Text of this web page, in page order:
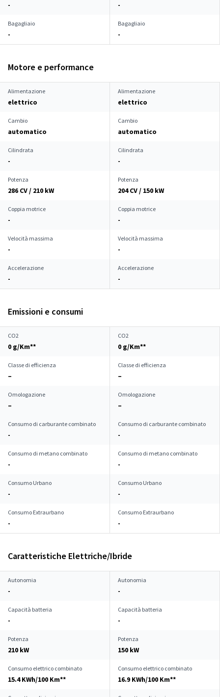
- -
Bagagliaio
-
Bagagliaio
-
Motore e performance
Alimentazione
elettrico
Alimentazione
elettrico
Cambio
automatico
Cambio
automatico
Cilindrata
-
Cilindrata
-
Potenza
286 CV / 210 kW
Potenza
204 CV / 150 kW
Coppia motrice
-
Coppia motrice
-
Velocità massima
-
Velocità massima
-
Accelerazione
-
Accelerazione
-
Emissioni e consumi
CO2
0 g/Km**
CO2
0 g/Km**
Classe di efficienza
–
Classe di efficienza
–
Omologazione
–
Omologazione
–
Consumo di carburante combinato
-
Consumo di carburante combinato
-
Consumo di metano combinato
-
Consumo di metano combinato
-
Consumo Urbano
-
Consumo Urbano
-
Consumo Extraurbano
-
Consumo Extraurbano
-
Caratteristiche Elettriche/Ibride
Autonomia
-
Autonomia
-
Capacità batteria
-
Capacità batteria
-
Potenza
210 kW
Potenza
150 kW
Consumo elettrico combinato
15.4 KWh/100 Km**
Consumo elettrico combinato
16.9 KWh/100 Km**